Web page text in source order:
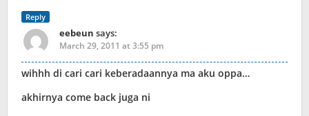
Reply
eebeun says:
March 29, 2011 at 3:55 pm
wihhh di cari cari keberadaannya ma aku oppa…
akhirnya come back juga ni